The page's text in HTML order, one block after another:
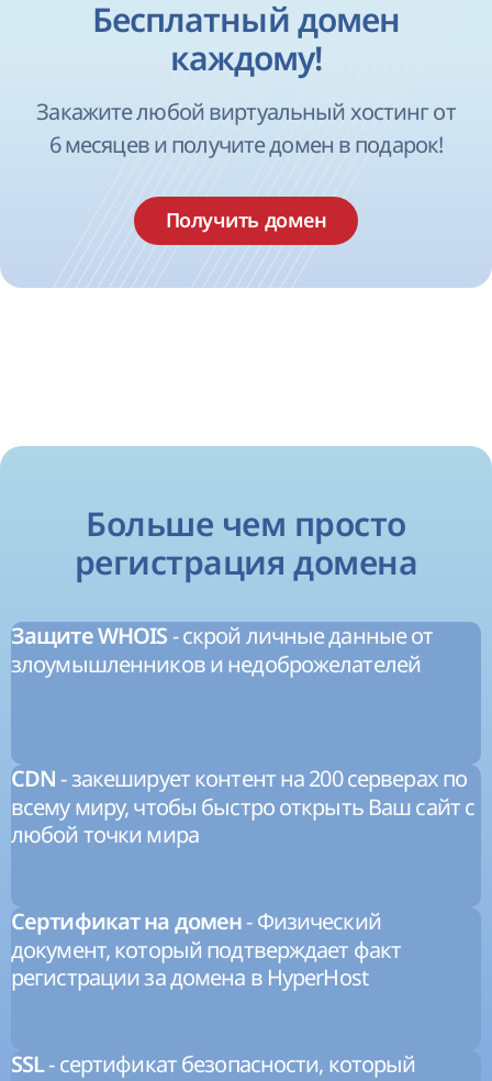
Бесплатный домен
каждому!
Закажите любой виртуальный хостинг от
6 месяцев и получите домен в подарок!
Получить домен
Больше чем просто
регистрация домена
Защите WHOIS - скрой личные данные от
злоумышленников и недоброжелателей
CDN - закеширует контент на 200 серверах по
всему миру, чтобы быстро открыть Ваш сайт с
любой точки мира
Сертификат на домен- Физический
документ, который подтверждает факт
регистрации за домена в HyperHost
SSL- сертификат безопасности, который